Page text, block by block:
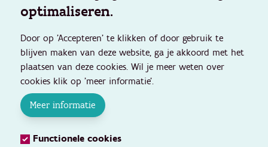
optimaliseren.
Door op 'Accepteren' te klikken of door gebruik te
blijven maken van deze website, ga je akkoord met het
plaatsen van deze cookies. Wil je meer weten over
cookies klik op 'meer informatie'.
Meer informatie
Functionele cookies